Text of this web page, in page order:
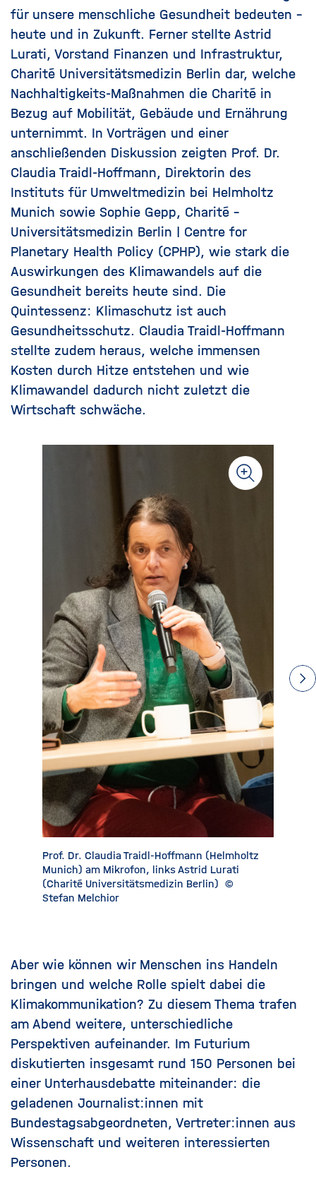
für unsere menschliche Gesundheit bedeuten –
heute und in Zukunft. Ferner stellte Astrid
Lurati, Vorstand Finanzen und Infrastruktur,
Charité Universitätsmedizin Berlin dar, welche
Nachhaltigkeits-Maßnahmen die Charité in
Bezug auf Mobilität, Gebäude und Ernährung
unternimmt. In Vorträgen und einer
anschließenden Diskussion zeigten Prof. Dr.
Claudia Traidl-Hoffmann, Direktorin des
Instituts für Umweltmedizin bei Helmholtz
Munich sowie Sophie Gepp, Charité -
Universitätsmedizin Berlin | Centre for
Planetary Health Policy (CPHP), wie stark die
Auswirkungen des Klimawandels auf die
Gesundheit bereits heute sind. Die
Quintessenz: Klimaschutz ist auch
Gesundheitsschutz. Claudia Traidl-Hoffmann
stellte zudem heraus, welche immensen
Kosten durch Hitze entstehen und wie
Klimawandel dadurch nicht zuletzt die
Wirtschaft schwäche.
Prof. Dr. Claudia Traidl-Hoffmann (Helmholtz
Munich) am Mikrofon, links Astrid Lurati
(Charité Universitätsmedizin Berlin) ©
Stefan Melchior
Aber wie können wir Menschen ins Handeln
bringen und welche Rolle spielt dabei die
Klimakommunikation? Zu diesem Thema trafen
am Abend weitere, unterschiedliche
Perspektiven aufeinander. Im Futurium
diskutierten insgesamt rund 150 Personen bei
einer Unterhausdebatte miteinander: die
geladenen Journalist:innen mit
Bundestagsabgeordneten, Vertreter:innen aus
Wissenschaft und weiteren interessierten
Personen.